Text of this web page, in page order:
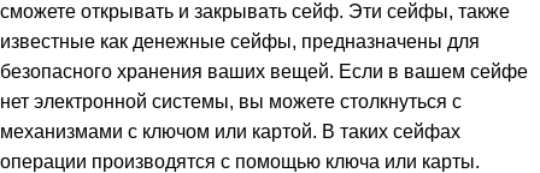
сможете открывать и закрывать сейф. Эти сейфы, также
известные как денежные сейфы, предназначены для
безопасного хранения ваших вещей. Если в вашем сейфе
нет электронной системы, вы можете столкнуться с
механизмами с ключом или картой. В таких сейфах
операции производятся с помощью ключа или карты.